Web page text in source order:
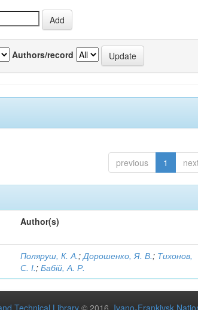
Authors/record
previous 1
Author(s)
Поляруш, К. А.;Дорошенко, Я. В.; Тихонов,
С. І.;Бабій, А. Р.
Technical Library© 2016 Ivano-Frankivsk